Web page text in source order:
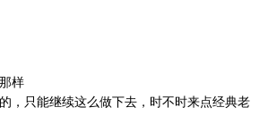
样
，只能继续这么做下去，时不时来点经典老